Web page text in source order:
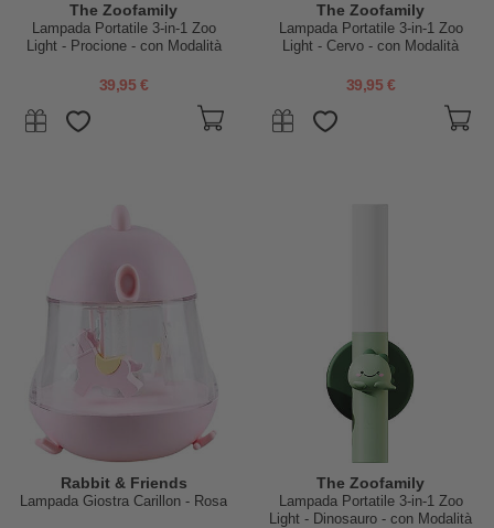
The Zoofamily
Lampada Portatile 3-in-1 Zoo
Light - Procione - con Modalità
39,95 €
The Zoofamily
Lampada Portatile 3-in-1 Zoo
Light - Cervo - con Modalità
39,95 €
Rabbit & Friends
Lampada Giostra Carillon - Rosa
The Zoofamily
Lampada Portatile 3-in-1 Zoo
Light - Dinosauro - con Modalità